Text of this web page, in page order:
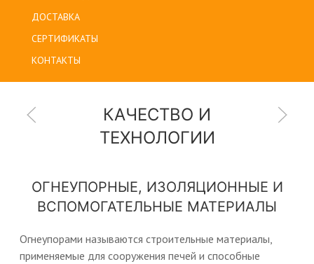
ДОСТАВКА
СЕРТИФИКАТЫ
КОНТАКТЫ
КАЧЕСТВО И
ТЕХНОЛОГИИ
ОГНЕУПОРНЫЕ, ИЗОЛЯЦИОННЫЕ И
ВСПОМОГАТЕЛЬНЫЕ МАТЕРИАЛЫ
Огнеупорами называются строительные материалы,
применяемые для сооружения печей и способные